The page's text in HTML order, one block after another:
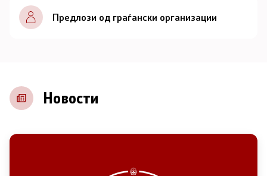
Записници и дневни редови од седниците на
Советот
Контакт
Предлози од граѓански организации
Новости